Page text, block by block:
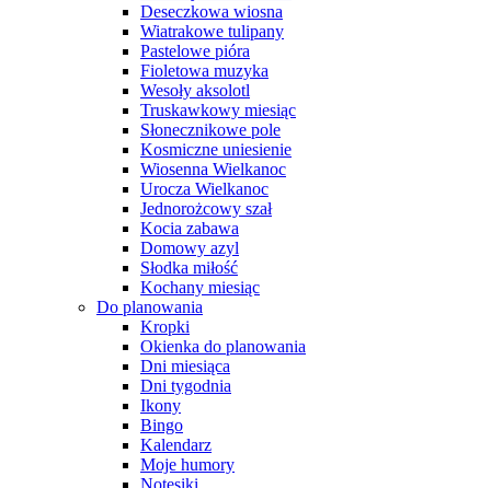
Deseczkowa wiosna
Wiatrakowe tulipany
Pastelowe pióra
Fioletowa muzyka
Wesoły aksolotl
Truskawkowy miesiąc
Słonecznikowe pole
Kosmiczne uniesienie
Wiosenna Wielkanoc
Urocza Wielkanoc
Jednorożcowy szał
Kocia zabawa
Domowy azyl
Słodka miłość
Kochany miesiąc
Do planowania
Kropki
Okienka do planowania
Dni miesiąca
Dni tygodnia
Ikony
Bingo
Kalendarz
Moje humory